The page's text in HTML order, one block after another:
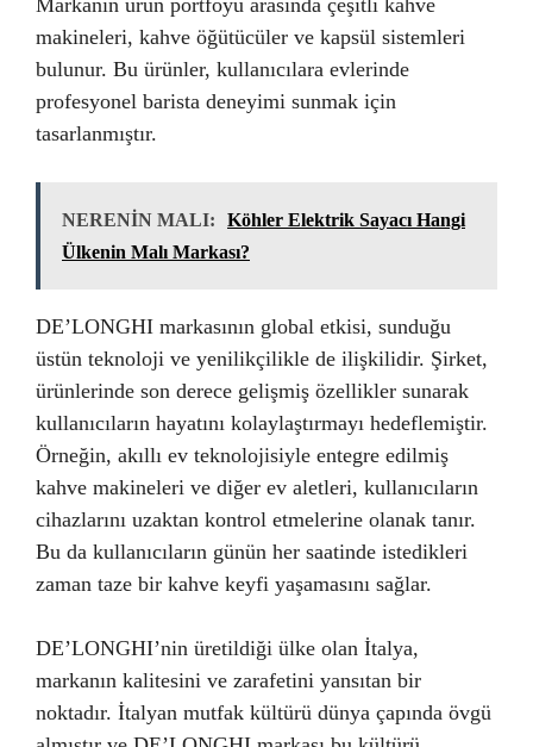
Markanın ürün portföyü arasında çeşitli kahve
makineleri, kahve öğütücüler ve kapsül sistemleri
bulunur. Bu ürünler, kullanıcılara evlerinde
profesyonel barista deneyimi sunmak için
tasarlanmıştır.
NERENİN MALI:
Köhler Elektrik Sayacı Hangi
Ülkenin Malı Markası?
DE’LONGHI markasının global etkisi, sunduğu
üstün teknoloji ve yenilikçilikle de ilişkilidir. Şirket,
ürünlerinde son derece gelişmiş özellikler sunarak
kullanıcıların hayatını kolaylaştırmayı hedeflemiştir.
Örneğin, akıllı ev teknolojisiyle entegre edilmiş
kahve makineleri ve diğer ev aletleri, kullanıcıların
cihazlarını uzaktan kontrol etmelerine olanak tanır.
Bu da kullanıcıların günün her saatinde istedikleri
zaman taze bir kahve keyfi yaşamasını sağlar.
DE’LONGHI’nin üretildiği ülke olan İtalya,
markanın kalitesini ve zarafetini yansıtan bir
noktadır. İtalyan mutfak kültürü dünya çapında övgü